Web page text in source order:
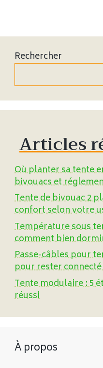
Rechercher
Articles
Où planter sa tente
bivouacs et
Tente de bivouac 2
confort selon votre
Température sous
comment bien
Passe-câbles pour
pour rester
Tente modulaire : 5
réussi
À propos